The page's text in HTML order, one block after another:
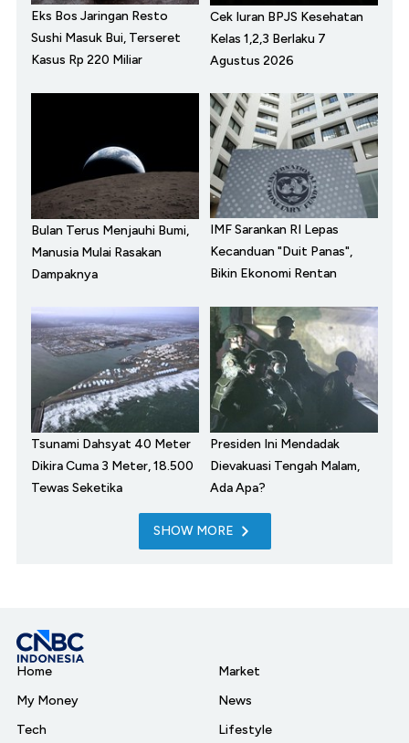
Eks Bos Jaringan Resto
Sushi Masuk Bui, Terseret
Kasus Rp 220 Miliar
Cek Iuran BPJS Kesehatan
Kelas 1,2,3 Berlaku 7
Agustus 2026
Bulan Terus Menjauhi Bumi,
Manusia Mulai Rasakan
Dampaknya
IMF Sarankan RI Lepas
Kecanduan "Duit Panas",
Bikin Ekonomi Rentan
Tsunami Dahsyat 40 Meter
Dikira Cuma 3 Meter, 18.500
Tewas Seketika
Presiden Ini Mendadak
Dievakuasi Tengah Malam,
Ada Apa?
SHOW MORE
Home
My Money
Tech
Market
News
Lifestyle